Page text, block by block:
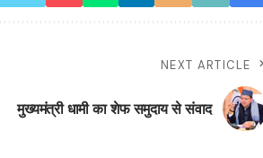
NEXT ARTICLE
मुख्यमंत्री धामी का शेफ समुदाय से संवाद